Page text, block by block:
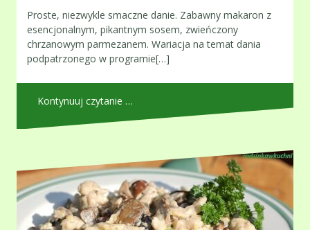
Proste, niezwykle smaczne danie. Zabawny makaron z
esencjonalnym, pikantnym sosem, zwieńczony
chrzanowym parmezanem. Wariacja na temat dania
podpatrzonego w programie[…]
Kontynuuj czytanie …